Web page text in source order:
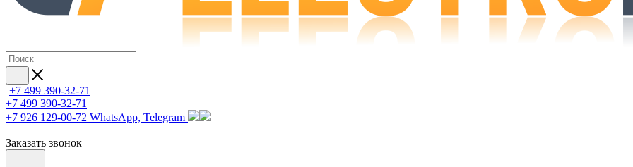
+7 499 390-32-71
+7 499 390-32-71
+7 926 129-00-72 WhatsApp, Telegram
Заказать звонок